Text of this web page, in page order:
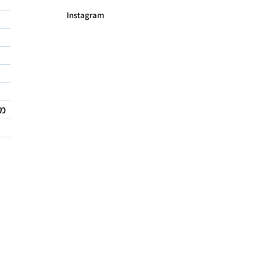
Instagram